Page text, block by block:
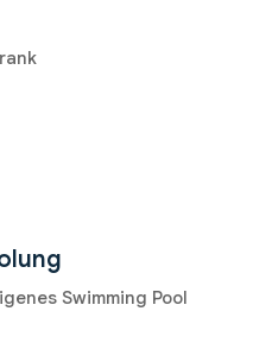
Swimming Pool